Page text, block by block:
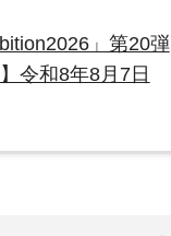
」第20弾
令和8年8月7日